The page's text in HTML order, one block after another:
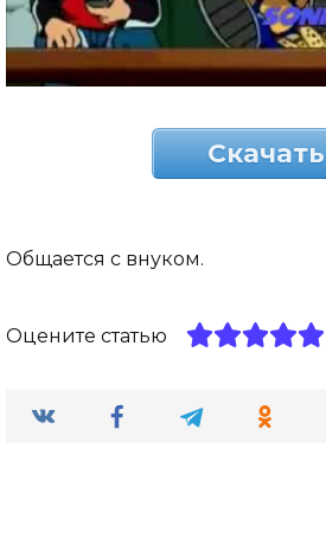
Скачать
Общается с внуком.
Оцените статью